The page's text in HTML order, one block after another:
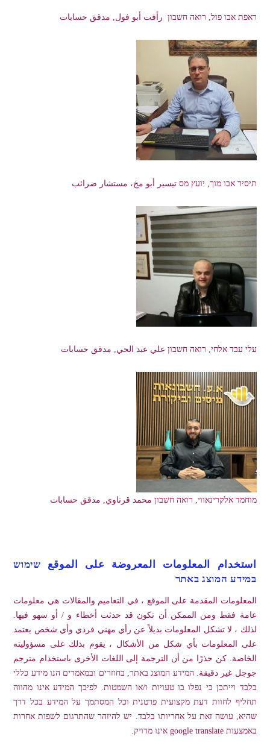
ראפת אבו פול, רואה חשבון رأفت أبو فول, مدقق حسابات
תיסיר אבו מוך, יועץ מס تيسير أبو مخ، مستشار ضرائب
עלי עבד אלחי, רואה חשבון علي عبد الحي, مدقق حسابات
מוחמד אלקרינאווי, רואה חשבון محمد قرناوي, مدقق حسابات
استخدام المعلومات المعروضة على الموقع שימוש
במידע המוצג באתר
المعلومات المقدمة على الموقع ، في التعاميم والمقالات هي معلومات
عامة فقط ومن الممكن أن تكون قد حدثت أخطاء و / أو سهو فيها.
لذلك ، لا تشكل المعلومات بديلاً عن رأي مهني فردي وأي شخص يعتمد
على المعلومات بأي شكل من الأشكال ، يقوم بذلك على مسؤوليته
الخاصة. كن حذرًا من أن الترجمة إلى اللغات الأخرى باستخدام مترجم
جوجل غير دقيقة. המידע המוצג באתר, בחוזרים ובמאמרים הנו מידע כללי
בלבד וייתכן כי נפלו בו טעויות ו/או השמטות. לפיכך המידע אינו מהווה
תחליף לחוות דעת מקצועית פרטנית וכל המסתמך על המידע בכל דרך
שהיא, עושה זאת על אחריותו בלבד. יש להיזהר שהתרגום לשפות אחרות
באמצעות google translate אינו מדויק.